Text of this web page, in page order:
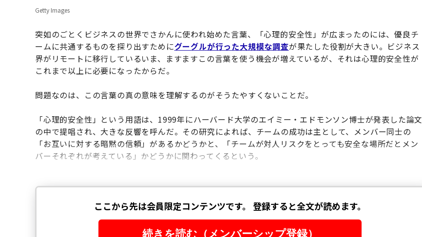
Getty Images
突如のごとくビジネスの世界でさかんに使われ始めた言葉、「心理的安全性」が広まったのには、優良チ
ームに共通するものを探り出すためにグーグルが行った大規模な調査が果たした役割が大きい。ビジネス
界がリモートに移行しているいま、ますますこの言葉を使う機会が増えているが、それは心理的安全性が
これまで以上に必要になったからだ。
問題なのは、この言葉の真の意味を理解するのがそうたやすくないことだ。
「心理的安全性」という用語は、1999年にハーバード大学のエイミー・エドモンソン博士が発表した論文
の中で提唱され、大きな反響を呼んだ。その研究によれば、チームの成功は主として、メンバー同士の
「お互いに対する暗黙の信頼」があるかどうかと、「チームが対人リスクをとっても安全な場所だとメン
バーそれぞれが考えている」かどうかに関わってくるという。